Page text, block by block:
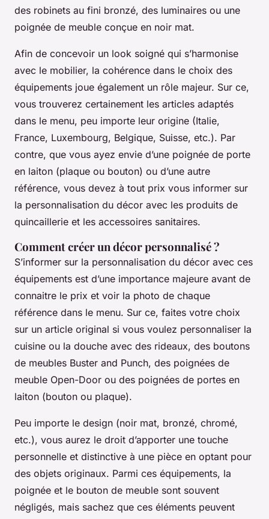
des robinets au fini bronzé, des luminaires ou une
poignée de meuble conçue en noir mat.
Afin de concevoir un look soigné qui s’harmonise
avec le mobilier, la cohérence dans le choix des
équipements joue également un rôle majeur. Sur ce,
vous trouverez certainement les articles adaptés
dans le menu, peu importe leur origine (Italie,
France, Luxembourg, Belgique, Suisse, etc.). Par
contre, que vous ayez envie d’une poignée de porte
en laiton (plaque ou bouton) ou d’une autre
référence, vous devez à tout prix vous informer sur
la personnalisation du décor avec les produits de
quincaillerie et les accessoires sanitaires.
Comment créer un décor personnalisé ?
S’informer sur la personnalisation du décor avec ces
équipements est d’une importance majeure avant de
connaitre le prix et voir la photo de chaque
référence dans le menu. Sur ce, faites votre choix
sur un article original si vous voulez personnaliser la
cuisine ou la douche avec des rideaux, des boutons
de meubles Buster and Punch, des poignées de
meuble Open-Door ou des poignées de portes en
laiton (bouton ou plaque).
Peu importe le design (noir mat, bronzé, chromé,
etc.), vous aurez le droit d’apporter une touche
personnelle et distinctive à une pièce en optant pour
des objets originaux. Parmi ces équipements, la
poignée et le bouton de meuble sont souvent
négligés, mais sachez que ces éléments peuvent